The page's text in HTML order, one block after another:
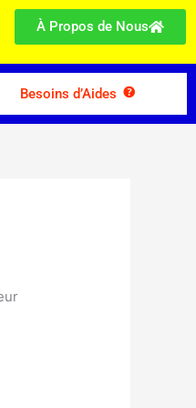
À Propos de Nous
Besoins d’Aides